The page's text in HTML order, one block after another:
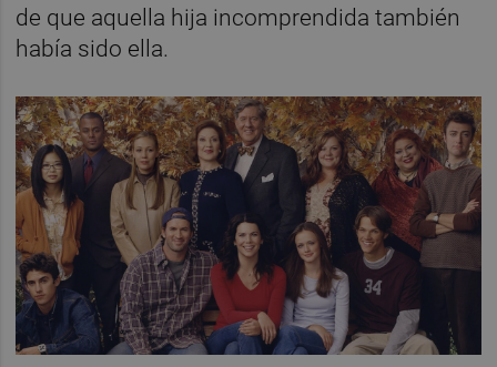
de que aquella hija incomprendida también
había sido ella.